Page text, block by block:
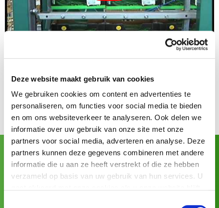
Deze website maakt gebruik van cookies
We gebruiken cookies om content en advertenties te
personaliseren, om functies voor social media te bieden
en om ons websiteverkeer te analyseren. Ook delen we
informatie over uw gebruik van onze site met onze
partners voor social media, adverteren en analyse. Deze
partners kunnen deze gegevens combineren met andere
informatie die u aan ze heeft verstrekt of die ze hebben
verzameld op basis van uw gebruik van hun services. U
Visite GREEFA en: Asia Fruit Logistica
(02/09/2026 -
04/09/2026)